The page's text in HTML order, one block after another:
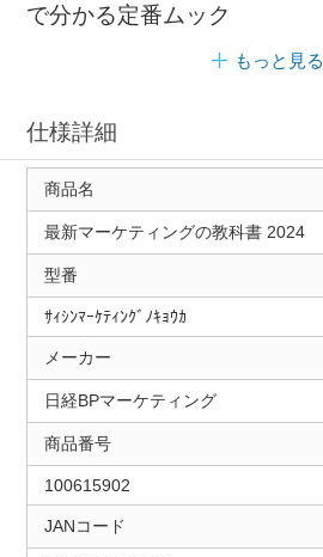
で分かる定番ムック
もっと見る
仕様詳細
商品名
最新マーケティングの教科書 2024
型番
ｻｨｼﾝﾏｰｹﾃｨﾝｸﾞﾉｷｮｳｶ
メーカー
日経BPマーケティング
商品番号
100615902
JANコード